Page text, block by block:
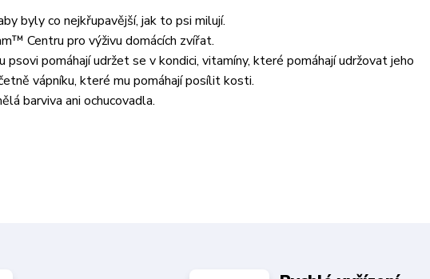
byly co nejkřupavější, jak to psi milují.
Centru pro výživu domácích zvířat.
pomáhají udržet se v kondici, vitamíny, které pomáhají udržovat jeho
vápníku, které mu pomáhají posílit kosti.
barviva ani ochucovadla.